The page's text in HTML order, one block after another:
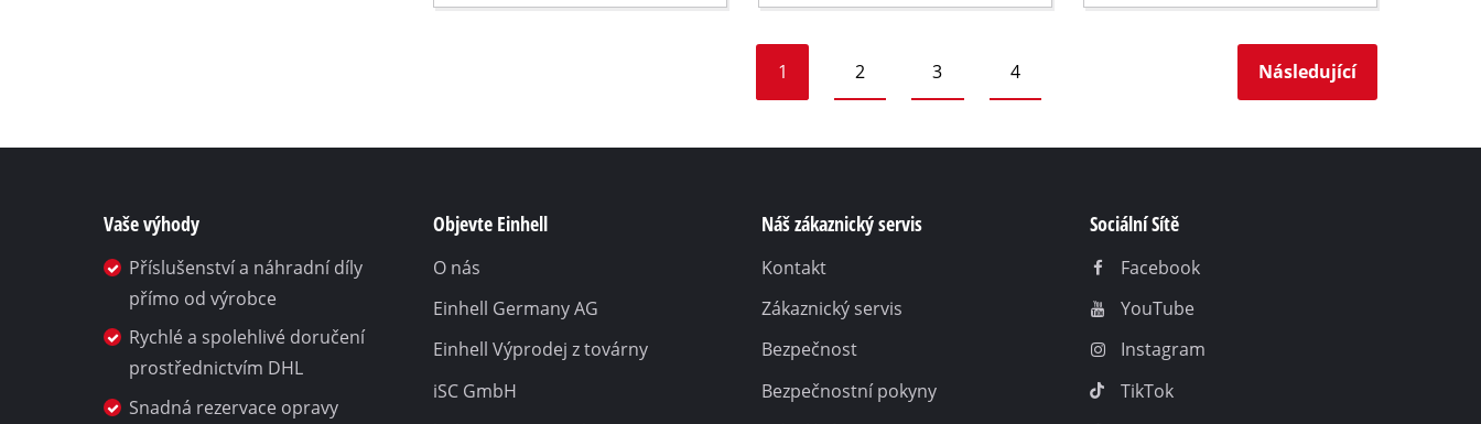
1 2 3 4 Následující
Vaše výhody
Příslušenství a náhradní díly
přímo od výrobce
Rychlé a spolehlivé doručení
prostřednictvím DHL
Snadná rezervace opravy
Objevte Einhell
O nás
Einhell Germany AG
Einhell Výprodej z továrny
iSC GmbH
Náš zákaznický servis
Kontakt
Zákaznický servis
Bezpečnost
Bezpečnostní pokyny
Sociální Sítě
Facebook
YouTube
Instagram
TikTok